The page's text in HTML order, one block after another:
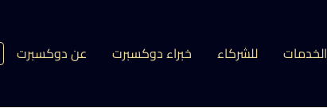
عن دوكسبرت خبراء دوكسبرت للشركاء الخدمات